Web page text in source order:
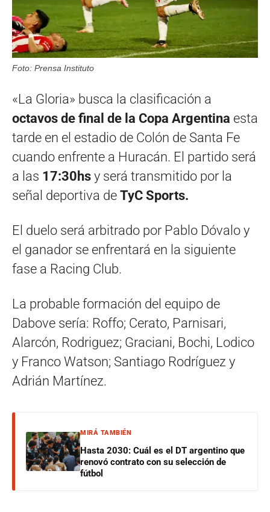
Foto: Prensa Instituto
«La Gloria» busca la clasificación a
octavos de final de la Copa Argentina esta
tarde en el estadio de Colón de Santa Fe
cuando enfrente a Huracán. El partido será
a las 17:30hs y será transmitido por la
señal deportiva de TyC Sports.
El duelo será arbitrado por Pablo Dóvalo y
el ganador se enfrentará en la siguiente
fase a Racing Club.
La probable formación del equipo de
Dabove sería: Roffo; Cerato, Parnisari,
Alarcón, Rodriguez; Graciani, Bochi, Lodico
y Franco Watson; Santiago Rodríguez y
Adrián Martínez.
MIRÁ TAMBIÉN
Hasta 2030: Cuál es el DT argentino que
renovó contrato con su selección de
fútbol